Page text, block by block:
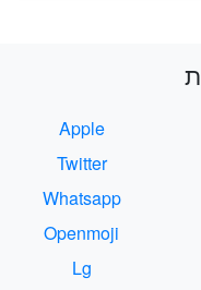
Apple
Twitter
Whatsapp
Openmoji
Lg